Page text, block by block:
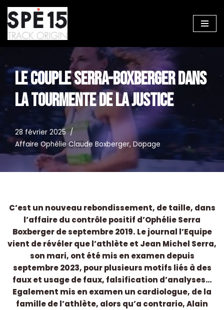
Aller
au
LE COUPLE SERRA-BOXBERGER DANS
LA TOURMENTE DE LA JUSTICE
28 février 2025
Affaire Ophélie Claude Boxberger, Dopage
C’est un nouveau rebondissement, de taille, dans
l’affaire du contrôle positif d’Ophélie Serra
Boxberger de septembre 2019. Le journal l’Equipe
vient de révéler que l’athlète et Jean Michel Serra,
son mari, ont été mis en examen depuis
septembre 2023, pour plusieurs motifs liés à des
faux et usage de faux, falsification d’analyses…
Egalement mis en examen un cardiologue, de la
famille de l’athlète, alors qu’a contrario, Alain